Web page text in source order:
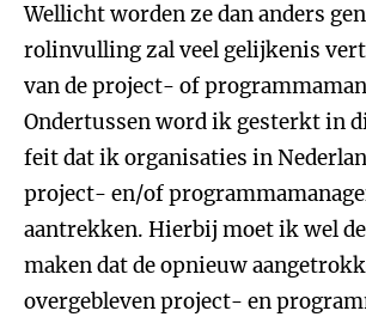
Wellicht worden ze dan anders
rolinvulling zal veel gelijkenis
van de project- of
Ondertussen word ik gesterkt in
feit dat ik organisaties in
project- en/of
aantrekken. Hierbij moet ik wel
maken dat de opnieuw
overgebleven project- en